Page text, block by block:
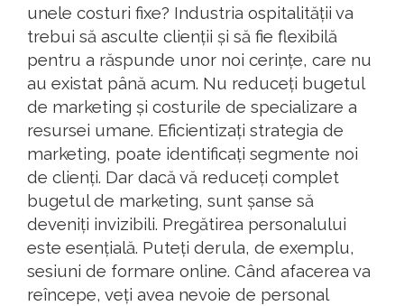
unele costuri fixe? Industria ospitalității va
trebui să asculte clienții și să fie flexibilă
pentru a răspunde unor noi cerințe, care nu
au existat până acum. Nu reduceți bugetul
de marketing și costurile de specializare a
resursei umane. Eficientizați strategia de
marketing, poate identificați segmente noi
de clienți. Dar dacă vă reduceți complet
bugetul de marketing, sunt șanse să
deveniți invizibili. Pregătirea personalului
este esențială. Puteți derula, de exemplu,
sesiuni de formare online. Când afacerea va
reîncepe, veți avea nevoie de personal